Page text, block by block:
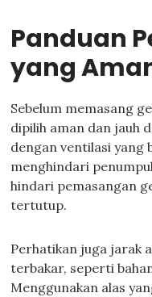
Panduan
yang
Sebelum memasang
dipilih aman dan jauh
dengan ventilasi yang
menghindari
hindari pemasangan
tertutup.
Perhatikan juga jarak
terbakar, seperti
Menggunakan alas